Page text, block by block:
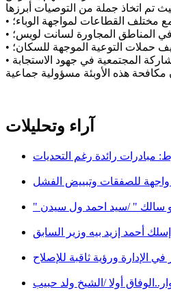
مع مختلف القطاعات لمواجهة الوباء؛
في المناطق المجاورة لسانت لويس؛
حملات التوعية الموجهة للسكان؛
آراء وتحليلات
رائدة رغم التحديات
للصفقات وتبييض الفشل
سالك " /سيد احمد ول سيدن
أحمد إزيد بيه وزير السابق
في الإدارة ورؤية ثاقبة للإصلاح
أولا /الشيخ ولد حبيب